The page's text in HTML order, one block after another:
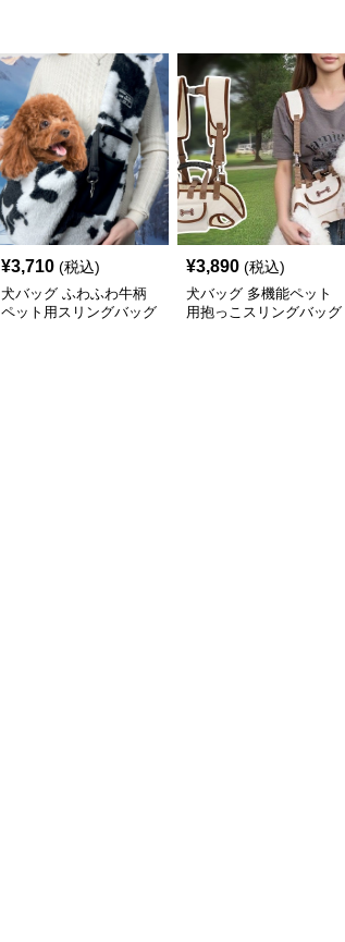
¥3,710 (税込)
犬バッグ ふわふわ牛柄
ペット用スリングバッグ
¥3,890 (税込)
犬バッグ 多機能ペット
用抱っこスリングバッグ